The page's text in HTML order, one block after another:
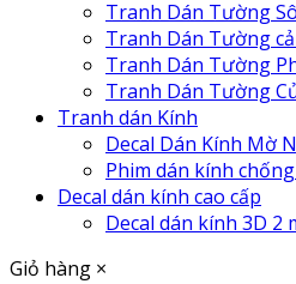
Tranh Dán Tường
Tranh Dán Tường
Tranh Dán Tường
Tranh Dán Tường
Tranh dán Kính
Decal Dán Kính Mờ
Phim dán kính
Decal dán kính cao cấp
Decal dán kính 3D 2
Giỏ hàng ×